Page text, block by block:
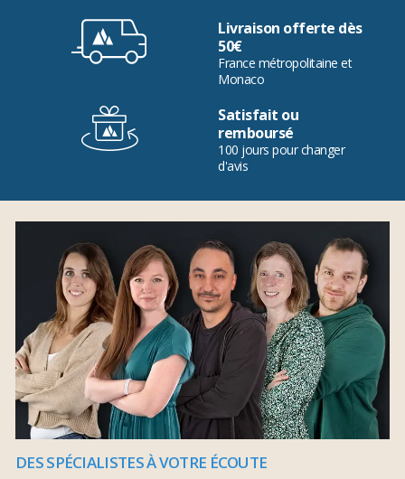
Livraison offerte dès
50€
France métropolitaine et
Monaco
Satisfait ou
remboursé
100 jours pour changer
d'avis
DES SPÉCIALISTES À VOTRE ÉCOUTE